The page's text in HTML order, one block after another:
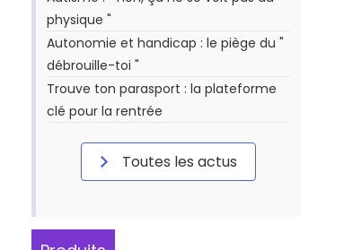
physique "
Autonomie et handicap : le piège du "
débrouille-toi "
Trouve ton parasport : la plateforme
clé pour la rentrée
Toutes les actus